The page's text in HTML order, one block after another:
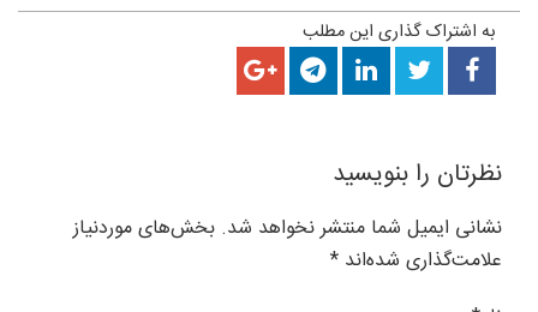
به اشتراک گذاری این مطلب
نظرتان را بنویسید
نشانی ایمیل شما منتشر نخواهد شد. بخش‌های موردنیاز
علامت‌گذاری شده‌اند *